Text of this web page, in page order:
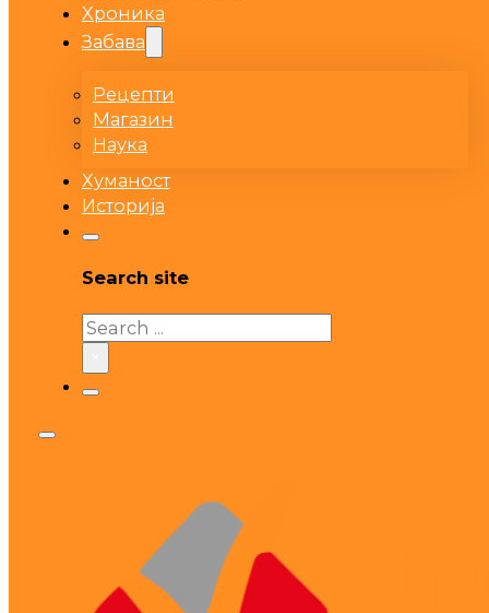
Хроника
Забава
Рецепти
Магазин
Наука
Хуманост
Историја
Search site
Search